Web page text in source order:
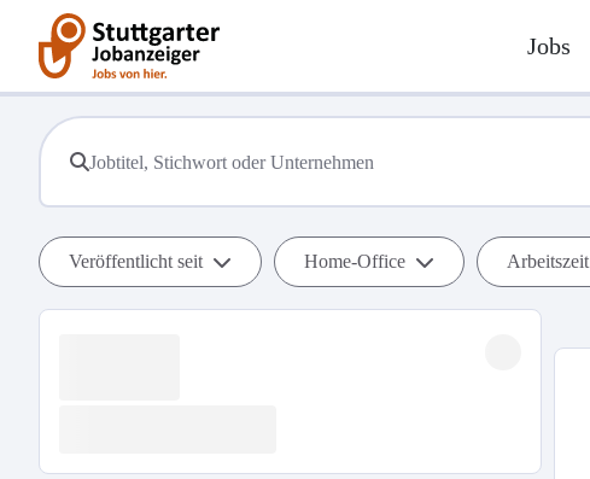
Jobs
Veröffentlicht seit Home-Office Arbeitszeit